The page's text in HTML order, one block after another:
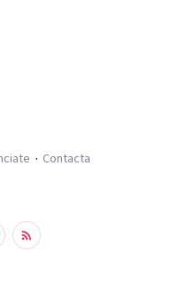
Contacta